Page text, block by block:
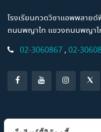
โรงเรียนกวดวิชาแอพพลาย
ถนนพญาไท แขวงถนนพญาไ
02-3060867 , 02-